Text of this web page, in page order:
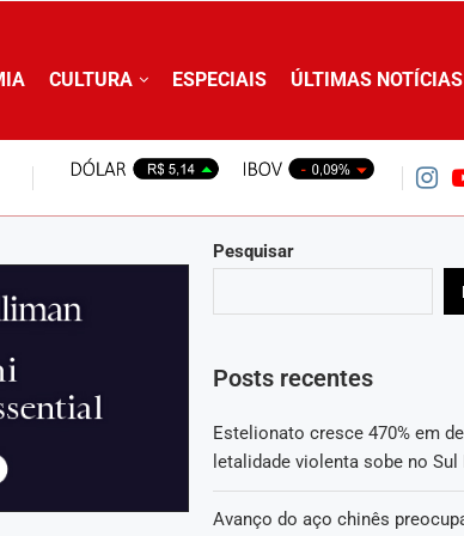
CULTURA ESPECIAIS ÚLTIMAS NOTÍCIAS
Pesquisar
Posts recentes
Estelionato cresce 470% em
letalidade violenta sobe no Sul
Avanço do aço chinês